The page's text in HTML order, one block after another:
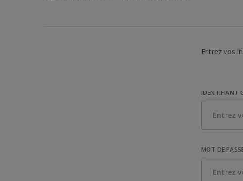
Entrez vos
IDENTIFIANT
MOT DE